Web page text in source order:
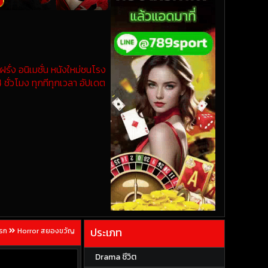
ง อนิเมชั่น หนังใหม่ชนโรง
วโมง ทุกทีทุกเวลา อัปเดต
ก Horror สยองขวัญ ประเภท
Drama ชีวิต